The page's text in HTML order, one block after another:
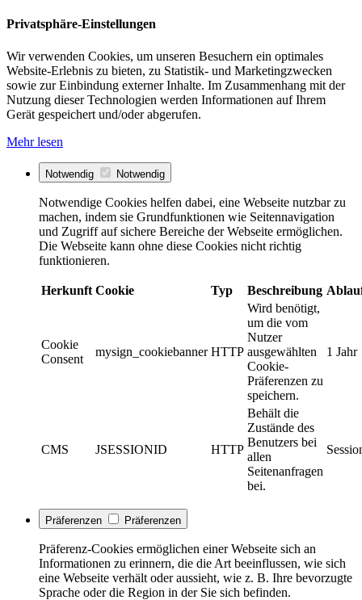
Privatsphäre-Einstellungen
Wir verwenden Cookies, um unseren Besuchern ein optimales
Website-Erlebnis zu bieten, zu Statistik- und Marketingzwecken
sowie zur Einbindung externer Inhalte. Im Zusammenhang mit der
Nutzung dieser Technologien werden Informationen auf Ihrem
Gerät gespeichert und/oder abgerufen.
Mehr lesen
Notwendig Notwendig
Notwendige Cookies helfen dabei, eine Webseite nutzbar zu
machen, indem sie Grundfunktionen wie Seitennavigation
und Zugriff auf sichere Bereiche der Webseite ermöglichen.
Die Webseite kann ohne diese Cookies nicht richtig
funktionieren.
Herkunft Cookie Typ Beschreibung
Cookie
Consent
mysign_cookiebanner HTTP
Wird benötigt,
um die vom
Nutzer
ausgewählten
Cookie-
Präferenzen zu
speichern.
1 Jahr
CMS JSESSIONID HTTP
Behält die
Zustände des
Benutzers bei
allen
Seitenanfragen
bei.
Präferenzen Präferenzen
Präferenz-Cookies ermöglichen einer Webseite sich an
Informationen zu erinnern, die die Art beeinflussen, wie sich
eine Webseite verhält oder aussieht, wie z. B. Ihre bevorzugte
Sprache oder die Region in der Sie sich befinden.